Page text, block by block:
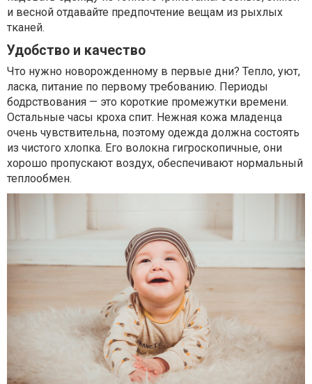
и весной отдавайте предпочтение вещам из рыхлых
тканей.
Удобство и качество
Что нужно новорожденному в первые дни? Тепло, уют,
ласка, питание по первому требованию. Периоды
бодрствования — это короткие промежутки времени.
Остальные часы кроха спит. Нежная кожа младенца
очень чувствительна, поэтому одежда должна состоять
из чистого хлопка. Его волокна гигроскопичные, они
хорошо пропускают воздух, обеспечивают нормальный
теплообмен.